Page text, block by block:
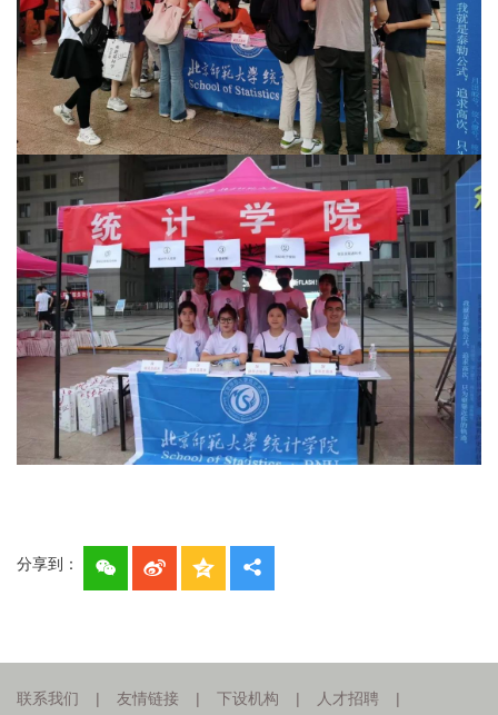
分享到：
联系我们 | 友情链接 | 下设机构 | 人才招聘 |